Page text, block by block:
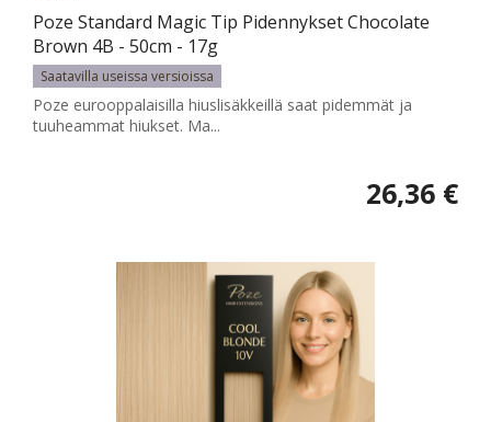
Poze Standard Magic Tip Pidennykset Chocolate
Brown 4B - 50cm - 17g
Saatavilla useissa versioissa
Poze eurooppalaisilla hiuslisäkkeillä saat pidemmät ja
tuuheammat hiukset. Ma...
26,36 €